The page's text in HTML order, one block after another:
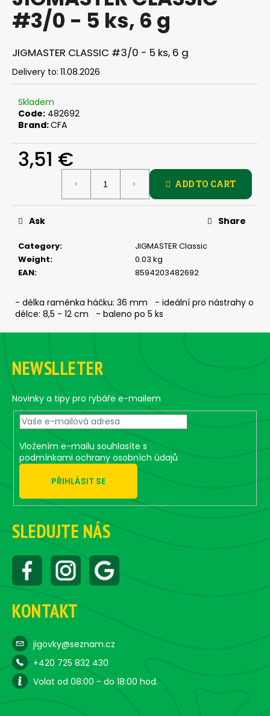
is
0,0
of
5
stars.
#3/0 - 5 ks, 6 g
JIGMASTER CLASSIC #3/0 - 5 ks, 6 g
Delivery to: 11.08.2026
Skladem
Code: 482692
Brand:CFA
3,51 €
ADD TO CART
Category:
JIGMASTER Classic
Weight:
0.03 kg
EAN: 8594203482692
Ask Share
- délka raménka háčku: 36 mm - ideální pro nástrahy o
délce: 8,5 - 12 cm - baleno po 5 ks
i
n
g
f
o
?
SEARCH
W
e
c
m
m
e
JIG
STRONG
#10/0
KS,
60
G
F
NEWSLLETER
Novinky a tipy pro rybáře e-mailem
Vložením e-mailu souhlasíte s
podmínkami ochrany osobních údajů
PŘIHLÁSIT SE
SLEDUJTE NÁS
KONTAKT
jigovky@seznam.cz
+420 725 832 430
Volat od 08:00 - do 18:00 hod.